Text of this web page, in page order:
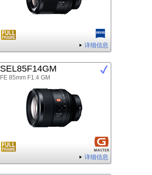
详细信息
SEL85F14GM
FE 85mm F1.4 GM
详细信息